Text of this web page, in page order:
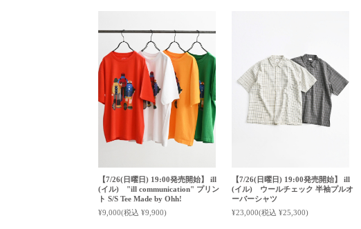
【7/26(日曜日) 19:00発売開始】 ill
(イル) "ill communication" プリン
ト S/S Tee Made by Ohh!
¥9,000(税込 ¥9,900)
【7/26(日曜日) 19:00発売開始】 ill
(イル) ウールチェック 半袖プルオ
ーバーシャツ
¥23,000(税込 ¥25,300)